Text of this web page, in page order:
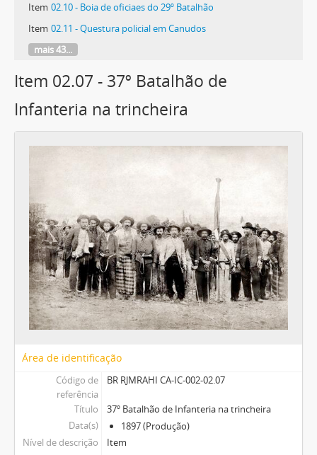
Item 02.10 - Boia de oficiaes do 29º Batalhão
Item 02.11 - Questura policial em Canudos
mais 43...
Item 02.07 - 37º Batalhão de
Infanteria na trincheira
Área de identificação
Código de
referência
BR RJMRAHI CA-IC-002-02.07
Título
37º Batalhão de Infanteria na trincheira
Data(s)
1897 (Produção)
Nível de descrição
Item